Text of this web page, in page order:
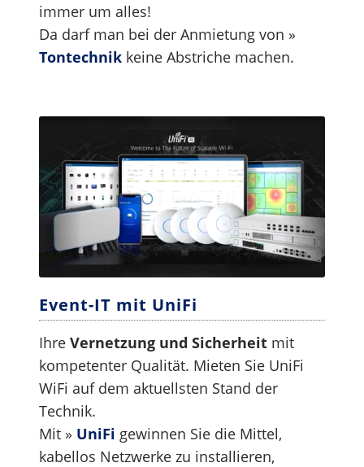
immer um alles!
Da darf man bei der Anmietung von »
Tontechnikkeine Abstriche machen.
Event-IT mit UniFi
Ihre Vernetzung und Sicherheitmit
kompetenter Qualität. Mieten Sie UniFi
WiFi auf dem aktuellsten Stand der
Technik.
Mit » UniFi gewinnen Sie die Mittel,
kabellos Netzwerke zu installieren,